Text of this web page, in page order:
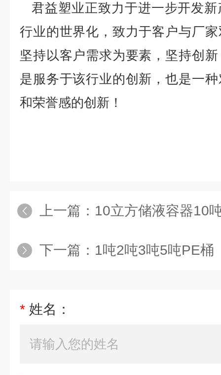
君益塑业正致力于进一步开发
行业的世界化，致力于客户与厂
坚持以客户需求为要素，坚持创
是服务于该行业的创新，也是一
和荣誉感的创新！
上一篇： 10立方储液容器10
下一篇： 1吨2吨3吨5吨PE桶
* 姓名：